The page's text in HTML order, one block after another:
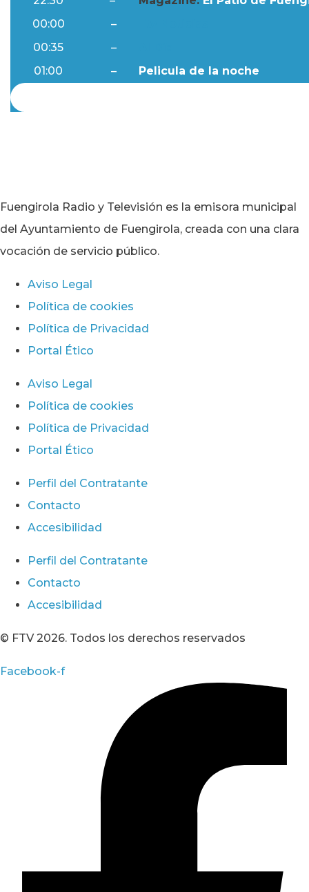
00:00
–
00:35
–
01:00
– Pelicula de la noche
Fuengirola Radio y Televisión es la emisora municipal
del Ayuntamiento de Fuengirola, creada con una clara
vocación de servicio público.
Aviso Legal
Política de cookies
Política de Privacidad
Portal Ético
Aviso Legal
Política de cookies
Política de Privacidad
Portal Ético
Perfil del Contratante
Contacto
Accesibilidad
Perfil del Contratante
Contacto
Accesibilidad
© FTV 2026. Todos los derechos reservados
Facebook-f